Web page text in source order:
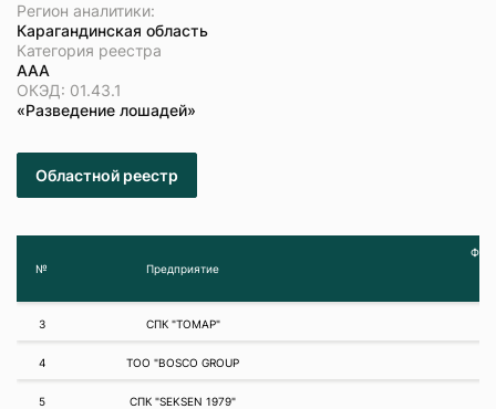
Регион аналитики:
Карагандинская область
Категория реестра
ААА
ОКЭД: 01.43.1
«Разведение лошадей»
Областной реестр
№ Предприятие
3 СПК "ТОМАР"
4 ТОО "BOSCO GROUP
5 СПК "SEKSEN 1979"